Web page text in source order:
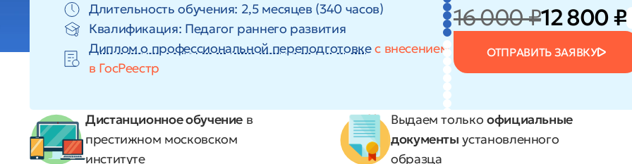
Длительность обучения: 2,5 месяцев (340 часов)
Квалификация: Педагог раннего развития
Диплом о профессиональной переподготовке с внесением
в ГосРеестр
16 000 ₽12 800 ₽
ОТПРАВИТЬ ЗАЯВКУ
Дистанционное обучение в
престижном московском
институте
Выдаем только официальные
документы установленного
образца